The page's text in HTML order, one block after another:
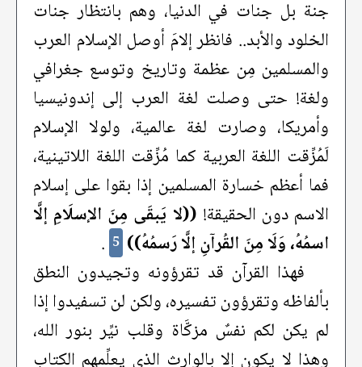
جنة بل جنات في الدنيا، وهم بانتظار جنات
الخلود والأبد.. فانظر إلامَ أوصل الإسلام العرب
والمسلمين مِن عظمة وتاريخ وتوسع جغرافي
ولغة! حتى وصلت لغة العرب إلى إندونيسيا
وأمريكا، وصارت لغة عالمية، ولولا الإسلام
لَمُزِّقت اللغة العربية كما مُزِّقت اللغة اللاتينية،
فما أعظم خسارة المسلمين إذا بقوا على إسلام
الاسم دون الحقيقة! ((لا يَبقَى مِنَ الإسلَامِ إلَّا
اسمُهُ، وَلَا مِنَ القُرآنِ إلَّا رَسمُهُ)) 5
.
فهذا القرآن قد تقرؤونه وتجيدون النطق
بألفاظه وتقرؤون تفسيره، ولكن لن تسفيدوا إذا
لم يكن لكم نفسٌ مزكَّاة وقلب نيِّر بنور الله،
وهذا لا يكون إلا بالوارث الذي يعلِّمهم الكتاب